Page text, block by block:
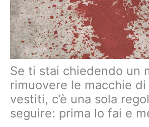
Se ti stai chiedendo un
rimuovere le macchie di
vestiti, c’è una sola
seguire: prima lo fai e